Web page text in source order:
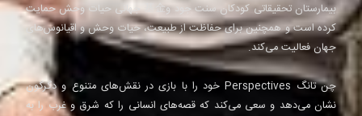
بیمارستان تحقیقاتی کودکان سنت جود و基金 جهانی حیات وحش حمایت
کرده است و همچنین برای حفاظت از طبیعت، حیات وحش و اقیانوس‌های
جهان فعالیت می‌کند.
چن تانگ Perspectives خود را با بازی در نقش‌های متنوع و دگرگون
نشان می‌دهد و سعی می‌کند که قصه‌های انسانی را که شرق و غرب را به